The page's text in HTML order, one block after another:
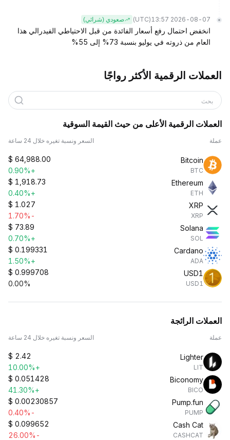
2026-08-07 13:57
(UTC) صعودي (شرائي)
انخفض احتمال رفع أسعار الفائدة من قبل الاحتياطي الفيدرالي هذا
العام من ذروته في يوليو بنسبة 73% إلى 55%
العملات الرقمية الأكثر رواجًا
بحث
العملات الرقمية الأعلى من حيث القيمة السوقية
عملة السعر ونسبة تغيره خلال 24 ساعة
Bitcoin
BTC
$ 64,988.00
+0.90%
Ethereum
ETH
$ 1,918.73
+0.40%
XRP
XRP
$ 1.027
-1.70%
Solana
SOL
$ 73.89
+0.70%
Cardano
ADA
$ 0.199331
+1.50%
USD1
USD1
$ 0.999708
0.00%
العملات الرائجة
عملة السعر ونسبة تغيره خلال 24 ساعة
Lighter
LIT
$ 2.42
+10.00%
Biconomy
BICO
$ 0.051428
+41.30%
Pump.fun
PUMP
$ 0.00230857
-0.40%
Cash Cat
CASHCAT
$ 0.099652
-26.00%